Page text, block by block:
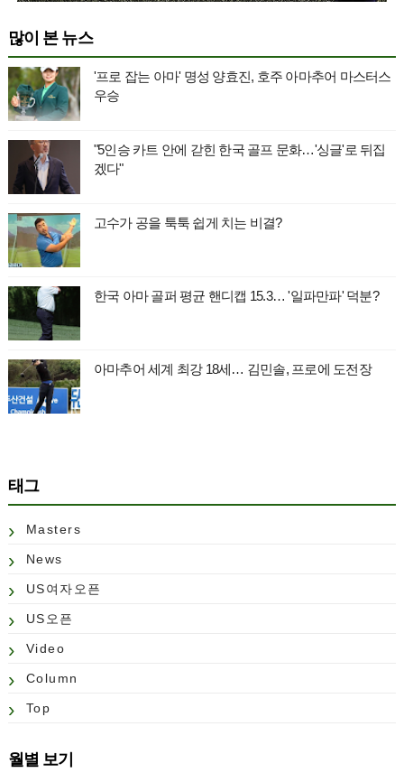
많이 본 뉴스
'프로 잡는 아마' 명성 양효진, 호주 아마추어 마스터스
우승
"5인승 카트 안에 갇힌 한국 골프 문화…'싱글'로 뒤집
겠다"
고수가 공을 툭툭 쉽게 치는 비결?
한국 아마 골퍼 평균 핸디캡 15.3… '일파만파' 덕분?
아마추어 세계 최강 18세… 김민솔, 프로에 도전장
태그
Masters
News
US여자오픈
US오픈
Video
Column
Top
월별 보기